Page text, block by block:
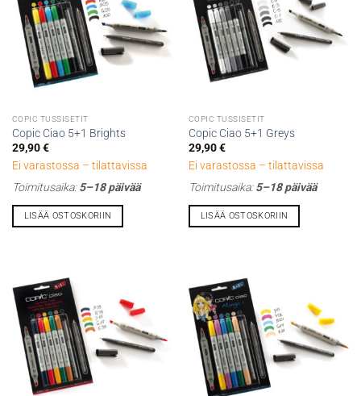
valinnat
tuotteen
sivulla.
COPIC TUSSISETIT
Copic Ciao 5+1 Brights
29,90€
Ei varastossa – tilattavissa
Toimitusaika:5–18 päivää
LISÄÄ OSTOSKORIIN
COPIC TUSSISETIT
Copic Ciao 5+1 Greys
29,90€
Ei varastossa – tilattavissa
Toimitusaika:5–18 päivää
LISÄÄ OSTOSKORIIN